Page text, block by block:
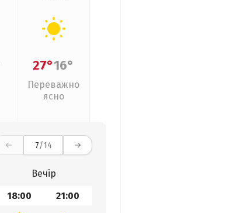
27°16°
Переважно
ясно
7/14
Вечір
18:00 21:00